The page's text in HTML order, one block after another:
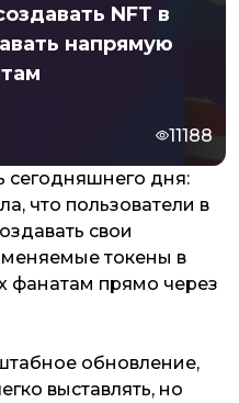
NFT в
напрямую
11188
сегодняшнего дня:
что пользователи в
свои
токены в
фанатам прямо через
обновление,
выставлять, но